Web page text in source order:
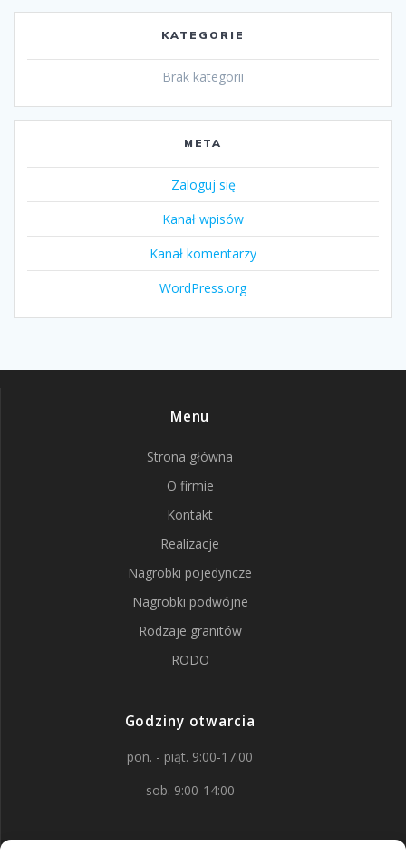
KATEGORIE
Brak kategorii
META
Zaloguj się
Kanał wpisów
Kanał komentarzy
WordPress.org
Menu
Strona główna
O firmie
Kontakt
Realizacje
Nagrobki pojedyncze
Nagrobki podwójne
Rodzaje granitów
RODO
Godziny otwarcia
pon. - piąt. 9:00-17:00
sob. 9:00-14:00